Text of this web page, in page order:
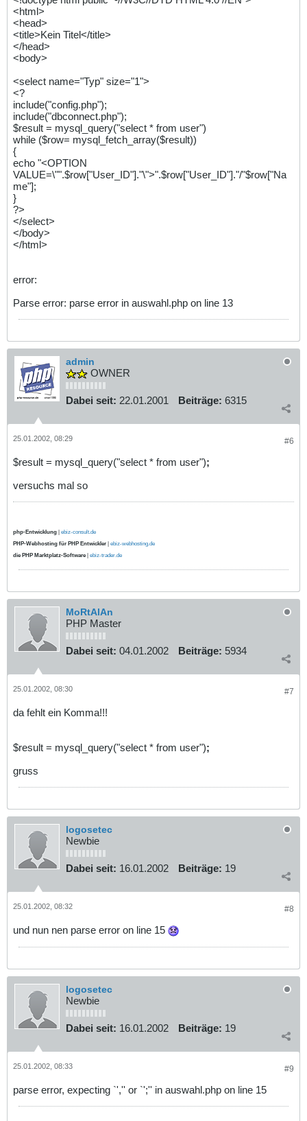
<html>
<head>
<title>Kein Titel</title>
</head>
<body>
<select name="Typ" size="1">
<?
include("config.php");
include("dbconnect.php");
$result = mysql_query("select * from user")
while ($row= mysql_fetch_array($result))
{
echo "<OPTION
VALUE=\"".$row["User_ID"]."\">".$row["User_ID"]."/"$row["Na
me"];
}
?>
</select>
</body>
</html>
error:
Parse error: parse error in auswahl.php on line 13
admin
OWNER
Dabei seit: 22.01.2001 Beiträge: 6315
#6
25.01.2002, 08:29
$result = mysql_query("select * from user");
versuchs mal so
php-Entwicklung | ebiz-consult.de
PHP-Webhosting für PHP Entwickler | ebiz-webhosting.de
die PHP Marktplatz-Software | ebiz-trader.de
MoRtAlAn
PHP Master
Dabei seit: 04.01.2002 Beiträge: 5934
#7
25.01.2002, 08:30
da fehlt ein Komma!!!
$result = mysql_query("select * from user");
gruss
logosetec
Newbie
Dabei seit: 16.01.2002 Beiträge: 19
#8
25.01.2002, 08:32
und nun nen parse error on line 15
logosetec
Newbie
Dabei seit: 16.01.2002 Beiträge: 19
#9
25.01.2002, 08:33
parse error, expecting `','' or `';'' in auswahl.php on line 15